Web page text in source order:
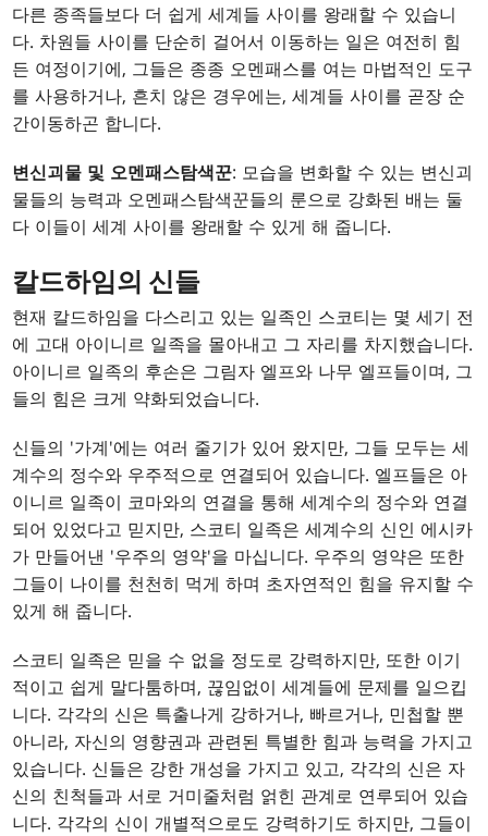
다른 종족들보다 더 쉽게 세계들 사이를 왕래할 수 있습니
다. 차원들 사이를 단순히 걸어서 이동하는 일은 여전히 힘
든 여정이기에, 그들은 종종 오멘패스를 여는 마법적인 도구
를 사용하거나, 흔치 않은 경우에는, 세계들 사이를 곧장 순
간이동하곤 합니다.
변신괴물 및 오멘패스탐색꾼: 모습을 변화할 수 있는 변신괴
물들의 능력과 오멘패스탐색꾼들의 룬으로 강화된 배는 둘
다 이들이 세계 사이를 왕래할 수 있게 해 줍니다.
칼드하임의 신들
현재 칼드하임을 다스리고 있는 일족인 스코티는 몇 세기 전
에 고대 아이니르 일족을 몰아내고 그 자리를 차지했습니다.
아이니르 일족의 후손은 그림자 엘프와 나무 엘프들이며, 그
들의 힘은 크게 약화되었습니다.
신들의 '가계'에는 여러 줄기가 있어 왔지만, 그들 모두는 세
계수의 정수와 우주적으로 연결되어 있습니다. 엘프들은 아
이니르 일족이 코마와의 연결을 통해 세계수의 정수와 연결
되어 있었다고 믿지만, 스코티 일족은 세계수의 신인 에시카
가 만들어낸 '우주의 영약'을 마십니다. 우주의 영약은 또한
그들이 나이를 천천히 먹게 하며 초자연적인 힘을 유지할 수
있게 해 줍니다.
스코티 일족은 믿을 수 없을 정도로 강력하지만, 또한 이기
적이고 쉽게 말다툼하며, 끊임없이 세계들에 문제를 일으킵
니다. 각각의 신은 특출나게 강하거나, 빠르거나, 민첩할 뿐
아니라, 자신의 영향권과 관련된 특별한 힘과 능력을 가지고
있습니다. 신들은 강한 개성을 가지고 있고, 각각의 신은 자
신의 친척들과 서로 거미줄처럼 얽힌 관계로 연루되어 있습
니다. 각각의 신이 개별적으로도 강력하기도 하지만, 그들이